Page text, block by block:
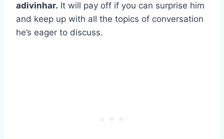
adivinhar. It will pay off if you can surprise him
and keep up with all the topics of conversation
he’s eager to discuss.